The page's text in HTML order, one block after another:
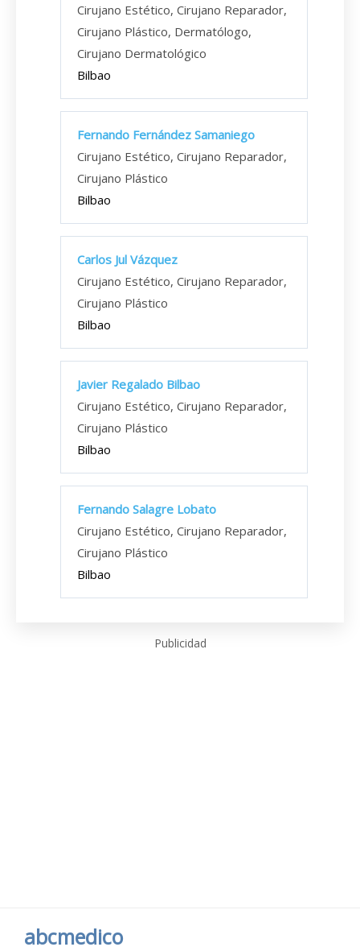
Cirujano Estético, Cirujano Reparador,
Cirujano Plástico, Dermatólogo,
Cirujano Dermatológico
Bilbao
Fernando Fernández Samaniego
Cirujano Estético, Cirujano Reparador,
Cirujano Plástico
Bilbao
Carlos Jul Vázquez
Cirujano Estético, Cirujano Reparador,
Cirujano Plástico
Bilbao
Javier Regalado Bilbao
Cirujano Estético, Cirujano Reparador,
Cirujano Plástico
Bilbao
Fernando Salagre Lobato
Cirujano Estético, Cirujano Reparador,
Cirujano Plástico
Bilbao
Publicidad
abcmedico